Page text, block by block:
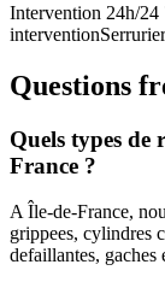
Intervention 24h/24
intervention
Questions
Quels types de
France ?
A Île-de-France,
grippees, cylindres
defaillantes, gaches